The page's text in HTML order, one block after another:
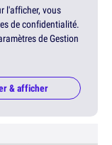
l'afficher, vous
de confidentialité.
de Gestion
& afficher